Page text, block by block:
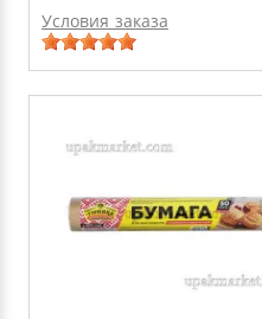
Условия заказа